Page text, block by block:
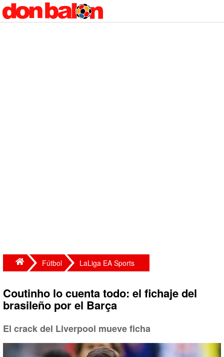
Fútbol LaLiga EA Sports
Coutinho lo cuenta todo: el fichaje del
brasileño por el Barça
El crack del Liverpool mueve ficha